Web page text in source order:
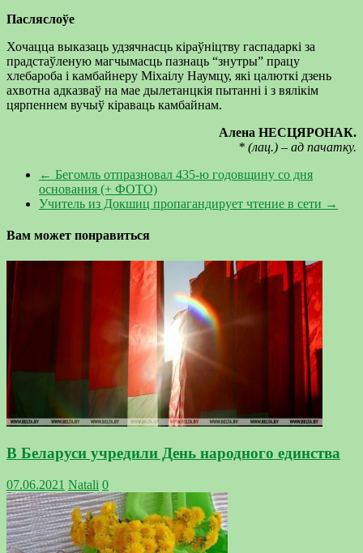
Пасляслоўе
Хочацца выказаць удзячнасць кіраўніцтву гаспадаркі за
прадстаўленую магчымасць пазнаць “знутры” працу
хлебароба і камбайнеру Міхаілу Наумцу, які цалюткі дзень
ахвотна адказваў на мае дылетанцкія пытанні і з вялікім
цярпеннем вучыў кіраваць камбайнам.
Алена НЕСЦЯРОНАК.
* (лац.) – ад пачатку.
← Бегомль отпразновал 435-ю годовщину со дня
основания (+ ФОТО)
Учитель из Докшиц пропагандирует чтение в сети →
Вам может понравиться
В Беларуси учредили День народного единства
07.06.2021 Natali 0